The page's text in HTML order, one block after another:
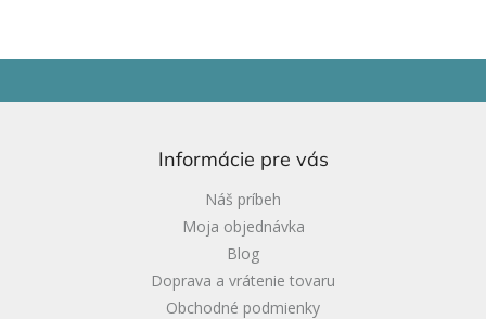
Informácie pre vás
Náš príbeh
Moja objednávka
Blog
Doprava a vrátenie tovaru
Obchodné podmienky